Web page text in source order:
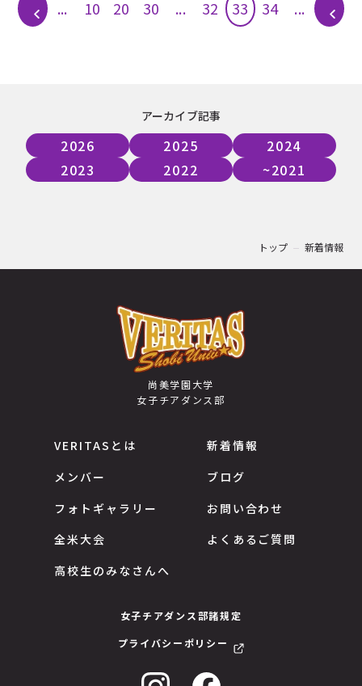
... 10 20 30 ... 32 33 34 ...
アーカイブ記事
2026 2025
2024
2023
2022 ~2021
トップ 新着情報
尚美学園大学
女子チアダンス部
VERITASとは
新着情報
メンバー
ブログ
フォトギャラリー
お問い合わせ
全米大会
よくあるご質問
高校生のみなさんへ
女子チアダンス部諸規定
プライバシーポリシー